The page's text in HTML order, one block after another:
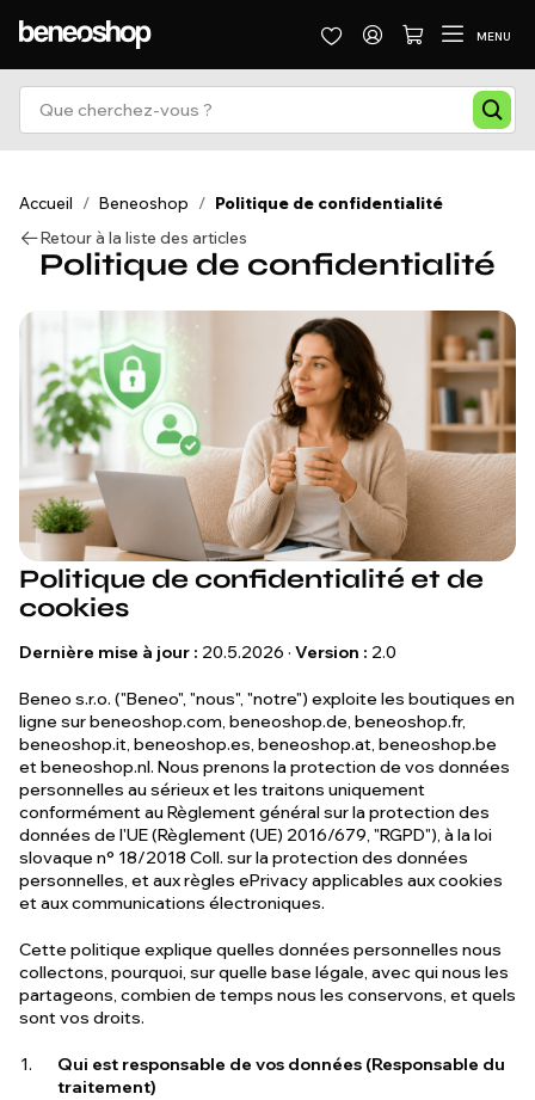
MENU
Accueil / Beneoshop / Politique de confidentialité
Retour à la liste des articles
Politique de confidentialité
Politique de confidentialité et de
cookies
Dernière mise à jour : 20.5.2026 · Version : 2.0
Beneo s.r.o. ("Beneo", "nous", "notre") exploite les boutiques en
ligne sur beneoshop.com, beneoshop.de, beneoshop.fr,
beneoshop.it, beneoshop.es, beneoshop.at, beneoshop.be
et beneoshop.nl. Nous prenons la protection de vos données
personnelles au sérieux et les traitons uniquement
conformément au Règlement général sur la protection des
données de l'UE (Règlement (UE) 2016/679, "RGPD"), à la loi
slovaque n° 18/2018 Coll. sur la protection des données
personnelles, et aux règles ePrivacy applicables aux cookies
et aux communications électroniques.
Cette politique explique quelles données personnelles nous
collectons, pourquoi, sur quelle base légale, avec qui nous les
partageons, combien de temps nous les conservons, et quels
sont vos droits.
Qui est responsable de vos données (Responsable du
traitement)